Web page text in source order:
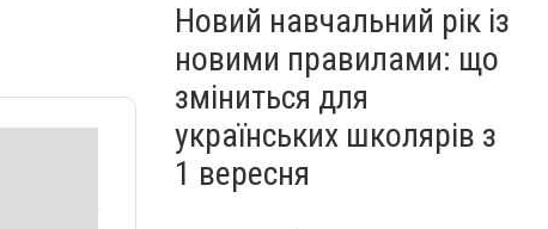
України ідуть дощі, грози та
сильний вітер
Новий навчальний рік із
новими правилами: що
зміниться для
українських школярів з
1 вересня